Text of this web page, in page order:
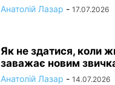
Анатолій Лазар - 17.07.2026
Як не здатися, коли
заважає новим
Анатолій Лазар - 14.07.2026